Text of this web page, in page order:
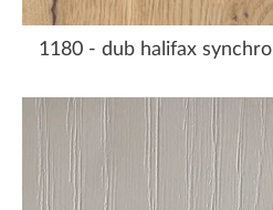
1180 - dub halifax synchro